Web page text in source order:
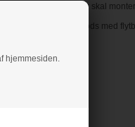
hjemmesiden.
gummi - dvs. at du selv skal
direkte på en akrylklods med